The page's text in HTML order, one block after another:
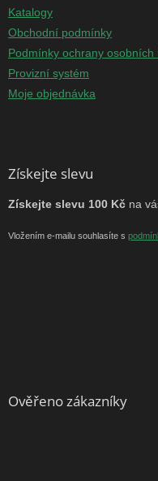
Katalogy
Obchodní podmínky
Podmínky ochrany osobních
Provizní systém
Moje objednávka
Získejte slevu
Získejte slevu 100 Kč na
Vložením e-mailu souhlasíte s
Ověřeno zákazníky